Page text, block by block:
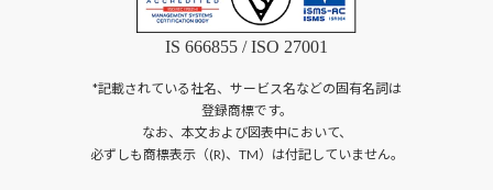
IS 666855 / ISO 27001
*記載されている社名、サービス名などの固有名詞は
登録商標です。
なお、本文および図表中において、
必ずしも商標表示（(R)、TM）は付記していません。